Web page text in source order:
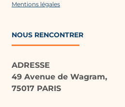
Mentions légales
NOUS RENCONTRER
ADRESSE
49 Avenue de Wagram,
75017 PARIS